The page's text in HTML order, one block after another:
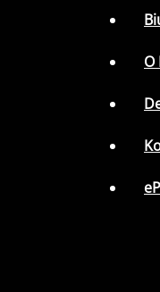
O